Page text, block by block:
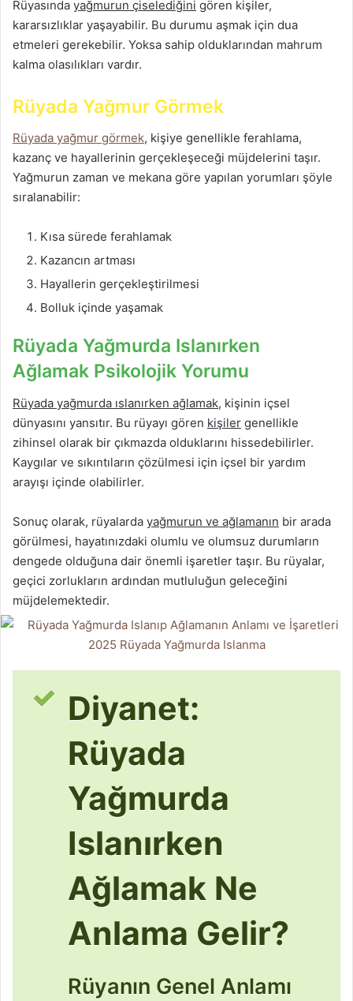
Rüyasında yağmurun çiselediğini gören kişiler,
kararsızlıklar yaşayabilir. Bu durumu aşmak için dua
etmeleri gerekebilir. Yoksa sahip olduklarından mahrum
kalma olasılıkları vardır.
Rüyada Yağmur Görmek
Rüyada yağmur görmek, kişiye genellikle ferahlama,
kazanç ve hayallerinin gerçekleşeceği müjdelerini taşır.
Yağmurun zaman ve mekana göre yapılan yorumları şöyle
sıralanabilir:
Kısa sürede ferahlamak
Kazancın artması
Hayallerin gerçekleştirilmesi
Bolluk içinde yaşamak
Rüyada Yağmurda Islanırken
Ağlamak Psikolojik Yorumu
Rüyada yağmurda ıslanırken ağlamak, kişinin içsel
dünyasını yansıtır. Bu rüyayı gören kişiler genellikle
zihinsel olarak bir çıkmazda olduklarını hissedebilirler.
Kaygılar ve sıkıntıların çözülmesi için içsel bir yardım
arayışı içinde olabilirler.
Sonuç olarak, rüyalarda yağmurun ve ağlamanın bir arada
görülmesi, hayatınızdaki olumlu ve olumsuz durumların
dengede olduğuna dair önemli işaretler taşır. Bu rüyalar,
geçici zorlukların ardından mutluluğun geleceğini
müjdelemektedir.
Diyanet:
Rüyada
Yağmurda
Islanırken
Ağlamak Ne
Anlama Gelir?
Rüyanın Genel Anlamı